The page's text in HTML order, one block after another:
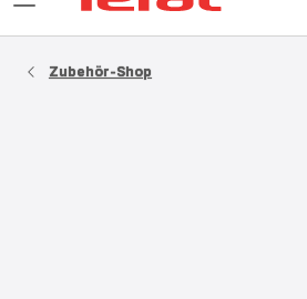
Das
Zubehör-Shop